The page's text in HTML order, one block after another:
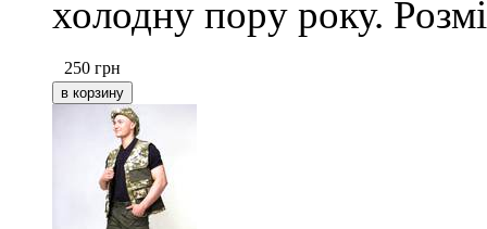
холодну пору року.
250 грн